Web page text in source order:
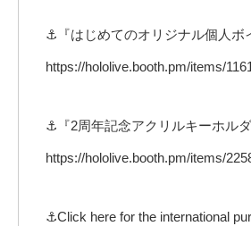
⚓『はじめてのオリジナル個人ボ
https://hololive.booth.pm/items/
⚓『2周年記念アクリルキーホルダ
https://hololive.booth.pm/items/
⚓Click here for the international